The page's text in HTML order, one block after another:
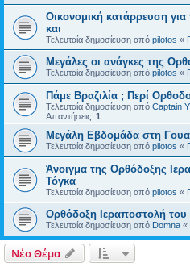
Οικονομική κατάρρευση
και
Τελευταία δημοσίευση από pilotos «
Μεγάλες οι ανάγκες της
Τελευταία δημοσίευση από pilotos «
Πάμε Βραζιλία ; Περί
Τελευταία δημοσίευση από Captain
Απαντήσεις: 1
Μεγάλη Εβδομάδα στη
Τελευταία δημοσίευση από pilotos «
Άνοιγμα της Ορθόδοξης
Τόγκα
Τελευταία δημοσίευση από pilotos «
Ορθόδοξη Ιεραποστολή
Τελευταία δημοσίευση από Domna «
Νέο Θέμα